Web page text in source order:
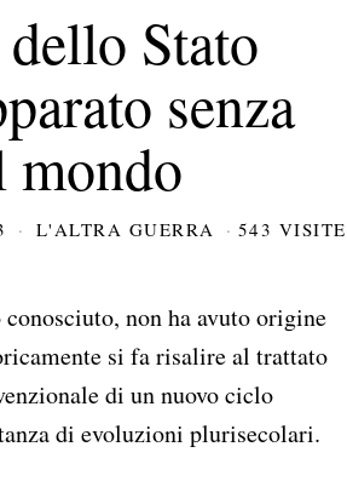
Stato
senza
mondo
L'ALTRA GUERRA 543 VISITE
non ha avuto origine
si fa risalire al trattato
di un nuovo ciclo
di evoluzioni plurisecolari.